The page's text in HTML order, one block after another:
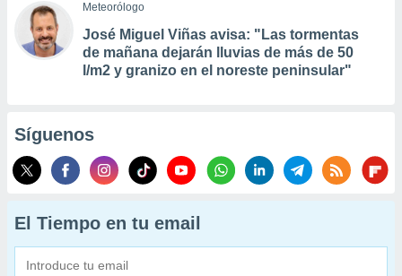
Meteorólogo
José Miguel Viñas avisa: "Las tormentas
de mañana dejarán lluvias de más de 50
l/m2 y granizo en el noreste peninsular"
Síguenos
El Tiempo en tu email